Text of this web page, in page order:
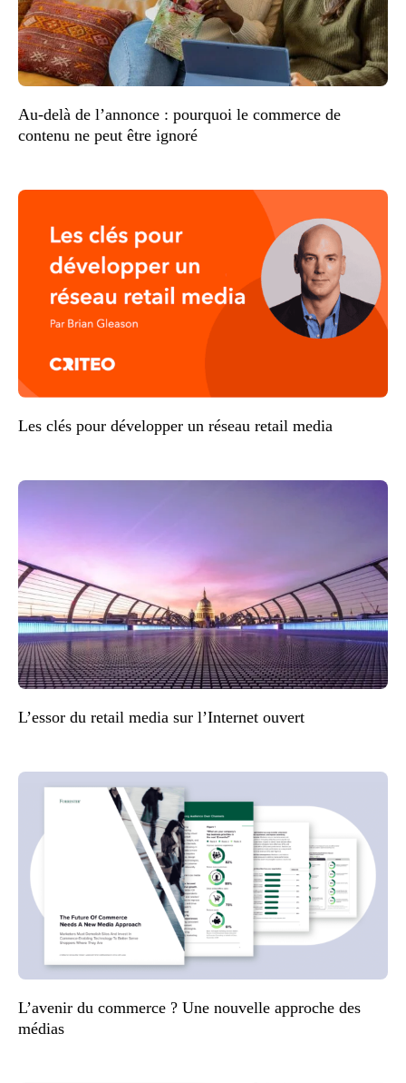
Au-delà de l’annonce : pourquoi le commerce de
contenu ne peut être ignoré
Les clés pour développer un réseau retail media
L’essor du retail media sur l’Internet ouvert
L’avenir du commerce ? Une nouvelle approche des
médias